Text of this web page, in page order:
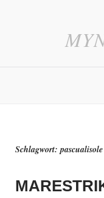
Schlagwort:pascualisole